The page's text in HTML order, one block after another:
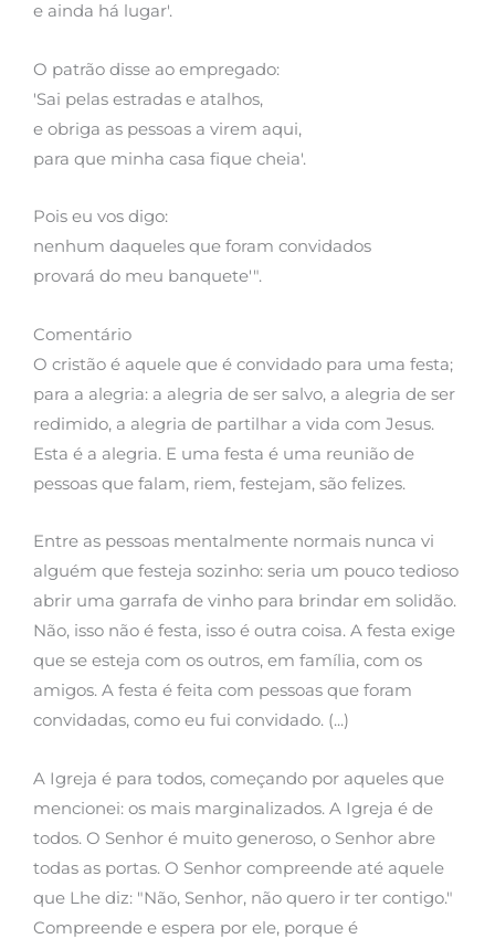
e ainda há lugar'.
O patrão disse ao empregado:
'Sai pelas estradas e atalhos,
e obriga as pessoas a virem aqui,
para que minha casa fique cheia'.
Pois eu vos digo:
nenhum daqueles que foram convidados
provará do meu banquete'".
Comentário
O cristão é aquele que é convidado para uma festa;
para a alegria: a alegria de ser salvo, a alegria de ser
redimido, a alegria de partilhar a vida com Jesus.
Esta é a alegria. E uma festa é uma reunião de
pessoas que falam, riem, festejam, são felizes.
Entre as pessoas mentalmente normais nunca vi
alguém que festeja sozinho: seria um pouco tedioso
abrir uma garrafa de vinho para brindar em solidão.
Não, isso não é festa, isso é outra coisa. A festa exige
que se esteja com os outros, em família, com os
amigos. A festa é feita com pessoas que foram
convidadas, como eu fui convidado. (...)
A Igreja é para todos, começando por aqueles que
mencionei: os mais marginalizados. A Igreja é de
todos. O Senhor é muito generoso, o Senhor abre
todas as portas. O Senhor compreende até aquele
que Lhe diz: "Não, Senhor, não quero ir ter contigo."
Compreende e espera por ele, porque é